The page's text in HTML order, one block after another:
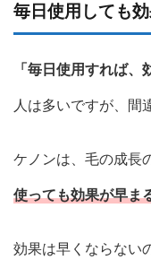
毎日使用しても
「毎日使用すれば、
人は多いですが、間
ケノンは、毛の成長
使っても効果が早ま
効果は早くならない